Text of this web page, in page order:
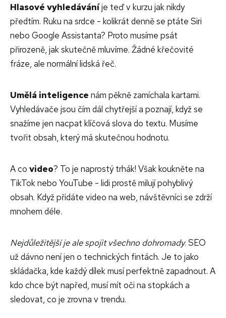
Hlasové vyhledáváníje teď v kurzu jak nikdy
předtím. Ruku na srdce - kolikrát denně se ptáte Siri
nebo Google Assistanta? Proto musíme psát
přirozeně, jak skutečně mluvíme. Žádné křečovité
fráze, ale normální lidská řeč.
Umělá inteligence nám pěkně zamíchala kartami.
Vyhledávače jsou čím dál chytřejší a poznají, když se
snažíme jen nacpat klíčová slova do textu. Musíme
tvořit obsah, který má skutečnou hodnotu.
A co video? To je naprostý trhák! Však koukněte na
TikTok nebo YouTube - lidi prostě milují pohyblivý
obsah. Když přidáte video na web, návštěvníci se zdrží
mnohem déle.
Nejdůležitější je ale spojit všechno dohromady. SEO
už dávno není jen o technických fintách. Je to jako
skládačka, kde každý dílek musí perfektně zapadnout. A
kdo chce být napřed, musí mít oči na stopkách a
sledovat, co je zrovna v trendu.